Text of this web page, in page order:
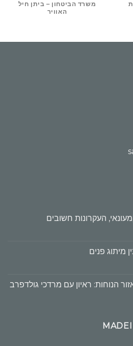
משרד הביטחון – ביתן חיל
האוויר
העקרונות חשובים
מיתוג פנים
הנוחות: ראיון עם מרדכי גולדפרב